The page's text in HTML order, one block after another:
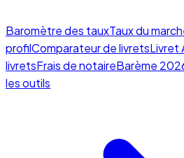
Baromètre des tauxTaux du
profilComparateur de livretsLivret
livretsFrais de notaireBarème
les outils